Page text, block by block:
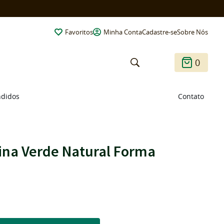
Favoritos Minha ContaCadastre-seSobre Nós
0
Contato
Verde Natural Forma